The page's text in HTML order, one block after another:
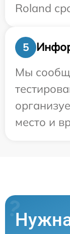
Roland
5
Мы
место и